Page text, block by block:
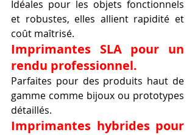
Idéales pour les objets fonctionnels
et robustes, elles allient rapidité et
coût maîtrisé.
Imprimantes SLA pour un
rendu professionnel.
Parfaites pour des produits haut de
gamme comme bijoux ou prototypes
détaillés.
Imprimantes hybrides pour